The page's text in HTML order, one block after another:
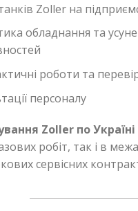
Zoller на
обладнання та
роботи та
персоналу
Zoller по Україні
робіт, так і в
сервісних